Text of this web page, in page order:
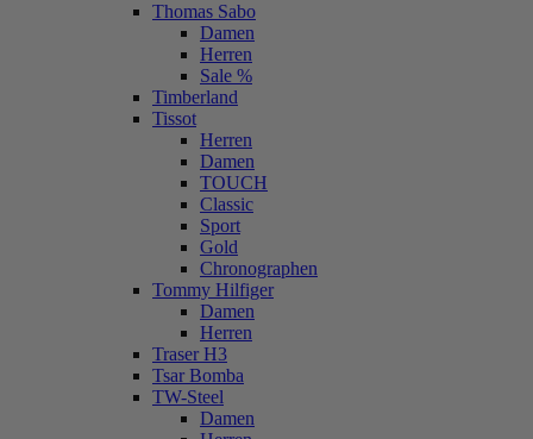
Thomas Sabo
Damen
Herren
Sale %
Timberland
Tissot
Herren
Damen
TOUCH
Classic
Sport
Gold
Chronographen
Tommy Hilfiger
Damen
Herren
Traser H3
Tsar Bomba
TW-Steel
Damen